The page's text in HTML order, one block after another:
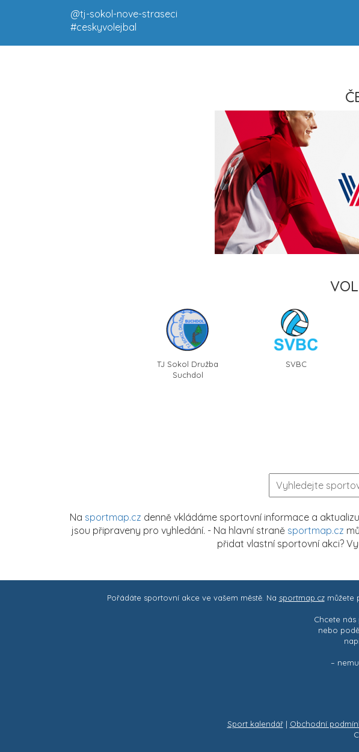
@tj-sokol-nove-straseci
#ceskyvolejbal
TJ Sokol Družba
Suchdol
SVBC
Na sportmap.cz denně vkládáme sportovní informace a
jsou připraveny pro vyhledání. - Na hlavní straně sportmap.cz
přidat vlastní sportovní akci?
Pořádáte sportovní akce ve vašem městě. Na sportmap.czmůžete
Chcete
nebo
–
Sport kalendář| Obchodní